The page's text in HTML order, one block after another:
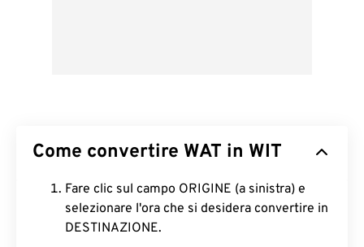
Come convertire WAT in WIT
Fare clic sul campo ORIGINE (a sinistra) e
selezionare l'ora che si desidera convertire in
DESTINAZIONE.